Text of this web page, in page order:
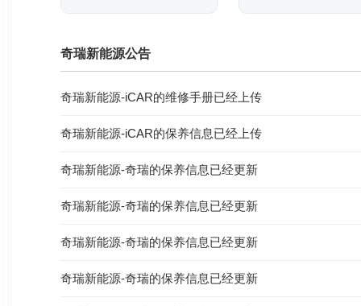
奇瑞新能源公告
奇瑞新能源-iCAR的维修手册已经上传
奇瑞新能源-iCAR的保养信息已经上传
奇瑞新能源-奇瑞的保养信息已经更新
奇瑞新能源-奇瑞的保养信息已经更新
奇瑞新能源-奇瑞的保养信息已经更新
奇瑞新能源-奇瑞的保养信息已经更新